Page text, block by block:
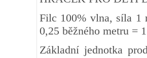
Filc 100% vlna, síla 1
0,25 běžného metru
Základní jednotka